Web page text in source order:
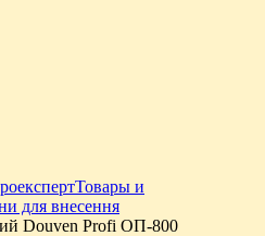
Товары и
для внесення
Douven Profi ОП-800